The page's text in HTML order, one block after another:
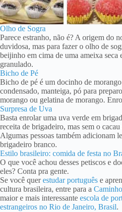
Olho de Sogra
Parece estranho, não é? A origem do
duvidosa, mas para fazer o olho de
beijinho em cima de uma ameixa seca
granulado.
Bicho de Pé
Bicho de pé é um docinho de
condensado, manteiga, pó para
morango ou gelatina de morango.
Surpresa de Uva
Basta enrolar uma uva verde em
receita de brigadeiro, mas sem o
Algumas pessoas também adicionam
brigadeiro branco.
Estilo brasileiro: comida de festa no
O que você achou desses petiscos e
eles? Conta pra gente.
Se você querestudar português e
cultura brasileira, entre para a
maior e mais interessante escola de
estrangeiros no Rio de Janeiro, Brasil.